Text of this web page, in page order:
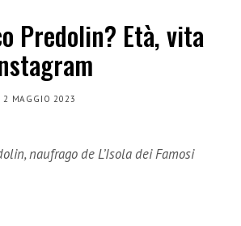
Predolin? Età, vita
2 MAGGIO 2023
naufrago de L’Isola dei Famosi